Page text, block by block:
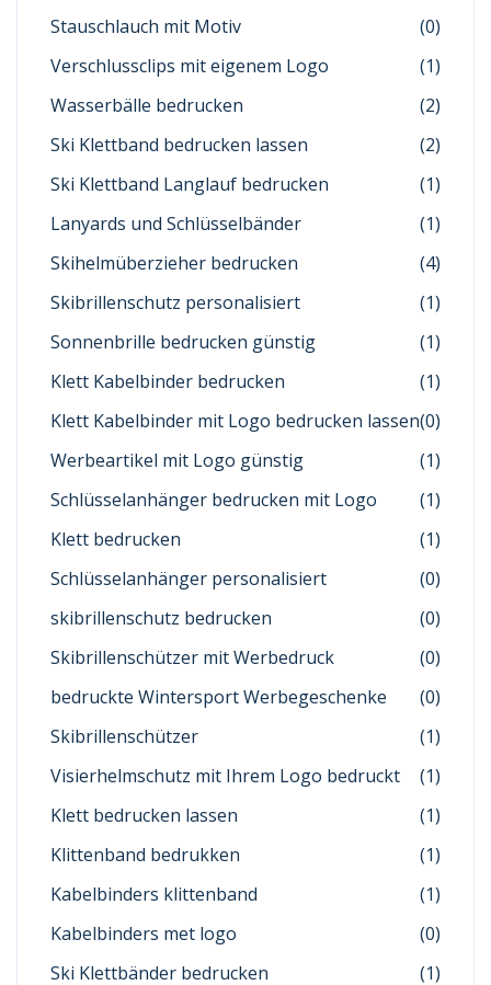
Stauschlauch mit Motiv
(0)
Verschlussclips mit eigenem Logo
(1)
Wasserbälle bedrucken
(2)
Ski Klettband bedrucken lassen
(2)
Ski Klettband Langlauf bedrucken
(1)
Lanyards und Schlüsselbänder
(1)
Skihelmüberzieher bedrucken
(4)
Skibrillenschutz personalisiert
(1)
Sonnenbrille bedrucken günstig
(1)
Klett Kabelbinder bedrucken
(1)
Klett Kabelbinder mit Logo bedrucken lassen(0)
Werbeartikel mit Logo günstig
(1)
Schlüsselanhänger bedrucken mit Logo
(1)
Klett bedrucken
(1)
Schlüsselanhänger personalisiert
(0)
skibrillenschutz bedrucken
(0)
Skibrillenschützer mit Werbedruck
(0)
bedruckte Wintersport Werbegeschenke
(0)
Skibrillenschützer
(1)
Visierhelmschutz mit Ihrem Logo bedruckt
(1)
Klett bedrucken lassen
(1)
Klittenband bedrukken
(1)
Kabelbinders klittenband
(1)
Kabelbinders met logo
(0)
Ski Klettbänder bedrucken
(1)